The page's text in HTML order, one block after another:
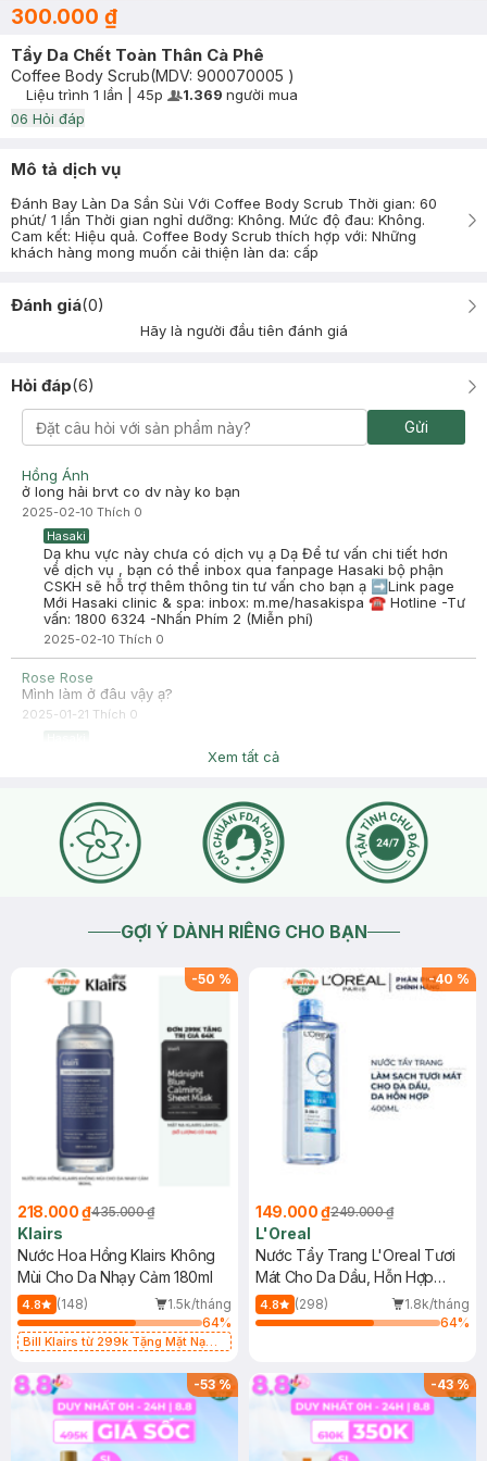
300.000 ₫
Tẩy Da Chết Toàn Thân Cà Phê
Coffee Body Scrub(MDV: 900070005 )
Timer Gray Icon
Liệu trình 1 lần 45p User Product Icon
1.369 người mua
06 Hỏi đáp
Mô tả dịch vụ
Đánh Bay Làn Da Sần Sùi Với Coffee Body Scrub Thời gian: 60
phút/ 1 lần Thời gian nghỉ dưỡng: Không. Mức độ đau: Không.
Cam kết: Hiệu quả. Coffee Body Scrub thích hợp với: Những
khách hàng mong muốn cải thiện làn da: cấp
Đánh giá(0)
Hãy là người đầu tiên đánh giá
Hỏi đáp(6)
Gửi
Hồng Ánh
ở long hải brvt co dv này ko bạn
2025-02-10 Thích 0
Hasaki
Dạ khu vực này chưa có dịch vụ ạ Dạ Để tư vấn chi tiết hơn
về dịch vụ , bạn có thể inbox qua fanpage Hasaki bộ phận
CSKH sẽ hỗ trợ thêm thông tin tư vấn cho bạn ạ ➡️Link page
Mới Hasaki clinic & spa: inbox: m.me/hasakispa ☎ Hotline -Tư
vấn: 1800 6324 -Nhấn Phím 2 (Miễn phí)
2025-02-10 Thích 0
Rose Rose
Mình làm ở đâu vậy ạ?
2025-01-21 Thích 0
-Dạ bên em có rất nhiều chi nhánh CLINIC-SPA trên toàn
phận CSKH sẽ hỗ trợ thêm thông tin tư vấn cho bạn ạ ➡️Link
page Mới Hasaki clinic & spa: inbox: m.me/hasakispa ☎
Hotline -Tư vấn: 1800 6324 -Nhấn Phím 2 (Miễn phí)
2025-01-22Thích
Xem tất cả
GỢI Ý DÀNH RIÊNG CHO BẠN
-50 %
218.000 ₫435.000 ₫
Klairs
Nước Hoa Hồng Klairs Không
Mùi Cho Da Nhạy Cảm 180ml
4.8 (148)
1.5k/tháng
64%
Bill Klairs từ 299k Tặng Mặt Nạ
25ml (SL Có Hạn)
-40 %
149.000 ₫249.000 ₫
L'Oreal
Nước Tẩy Trang L'Oreal Tươi
Mát Cho Da Dầu, Hỗn Hợp
400ml
4.8 (298)
1.8k/tháng
64%
-53% -43%